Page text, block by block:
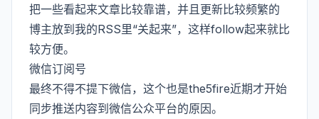
把一些看起来文章比较靠谱，并且更新比较频繁的
博主放到我的RSS里“关起来”，这样follow起来就比
较方便。
微信订阅号
最终不得不提下微信，这个也是the5fire近期才开始
同步推送内容到微信公众平台的原因。